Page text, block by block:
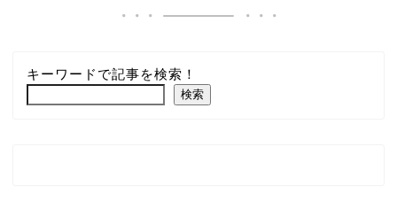
キーワードで記事を検索！
検索